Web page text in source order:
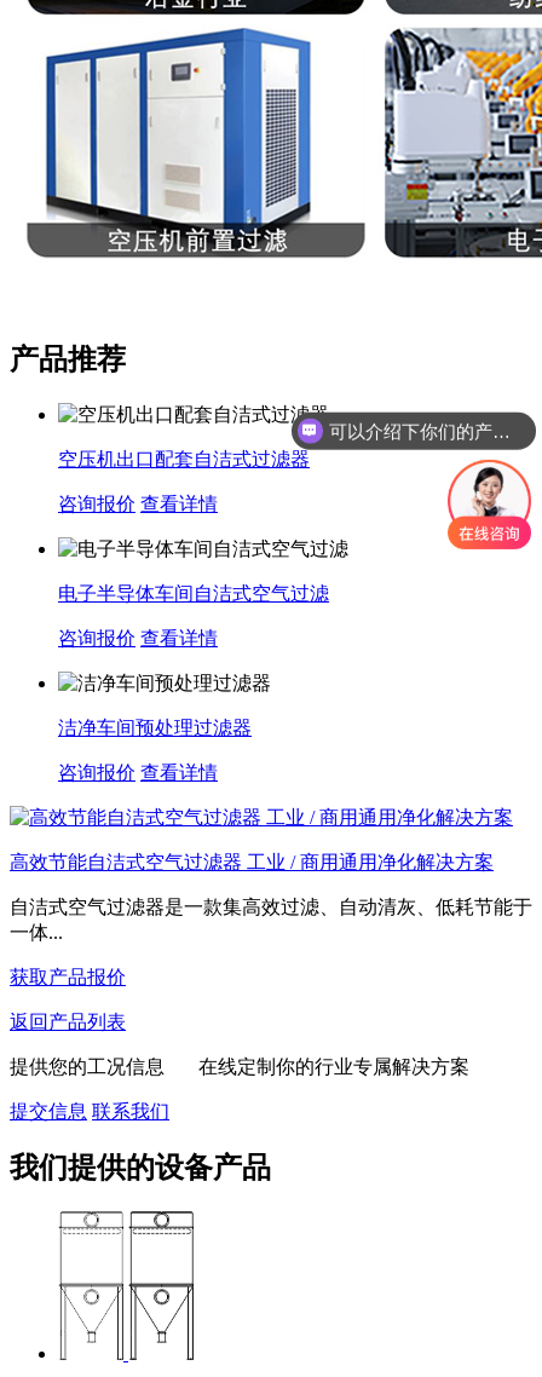
产品推荐
空压机出口配套自洁式过滤器
咨询报价 查看详情
电子半导体车间自洁式空气过滤
咨询报价 查看详情
洁净车间预处理过滤器
咨询报价 查看详情
高效节能自洁式空气过滤器 工业 / 商用通用净化解决方案
自洁式空气过滤器​是一款集高效过滤、自动清灰、低耗节能于
一体...
获取产品报价
返回产品列表
提供您的工况信息 在线定制你的行业专属解决方案
提交信息 联系我们
我们提供的设备产品
可以介绍下你们的产品么